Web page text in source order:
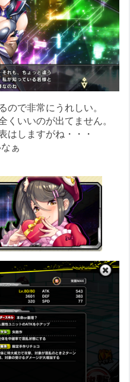
ので非常にうれしい。
くいいのが出てません。
はしますがね・・・
ぁ